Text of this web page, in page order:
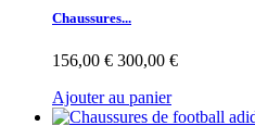
Chaussures...
156,00 € 300,00 €
Ajouter au panier